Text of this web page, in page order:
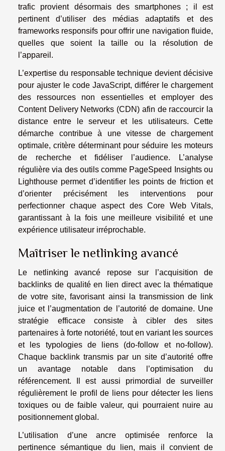
trafic provient désormais des smartphones ; il est
pertinent d’utiliser des médias adaptatifs et des
frameworks responsifs pour offrir une navigation fluide,
quelles que soient la taille ou la résolution de
l’appareil.
L’expertise du responsable technique devient décisive
pour ajuster le code JavaScript, différer le chargement
des ressources non essentielles et employer des
Content Delivery Networks (CDN) afin de raccourcir la
distance entre le serveur et les utilisateurs. Cette
démarche contribue à une vitesse de chargement
optimale, critère déterminant pour séduire les moteurs
de recherche et fidéliser l’audience. L’analyse
régulière via des outils comme PageSpeed Insights ou
Lighthouse permet d’identifier les points de friction et
d’orienter précisément les interventions pour
perfectionner chaque aspect des Core Web Vitals,
garantissant à la fois une meilleure visibilité et une
expérience utilisateur irréprochable.
Maîtriser le netlinking avancé
Le netlinking avancé repose sur l’acquisition de
backlinks de qualité en lien direct avec la thématique
de votre site, favorisant ainsi la transmission de link
juice et l’augmentation de l’autorité de domaine. Une
stratégie efficace consiste à cibler des sites
partenaires à forte notoriété, tout en variant les sources
et les typologies de liens (do-follow et no-follow).
Chaque backlink transmis par un site d’autorité offre
un avantage notable dans l’optimisation du
référencement. Il est aussi primordial de surveiller
régulièrement le profil de liens pour détecter les liens
toxiques ou de faible valeur, qui pourraient nuire au
positionnement global.
L’utilisation d’une ancre optimisée renforce la
pertinence sémantique du lien, mais il convient de